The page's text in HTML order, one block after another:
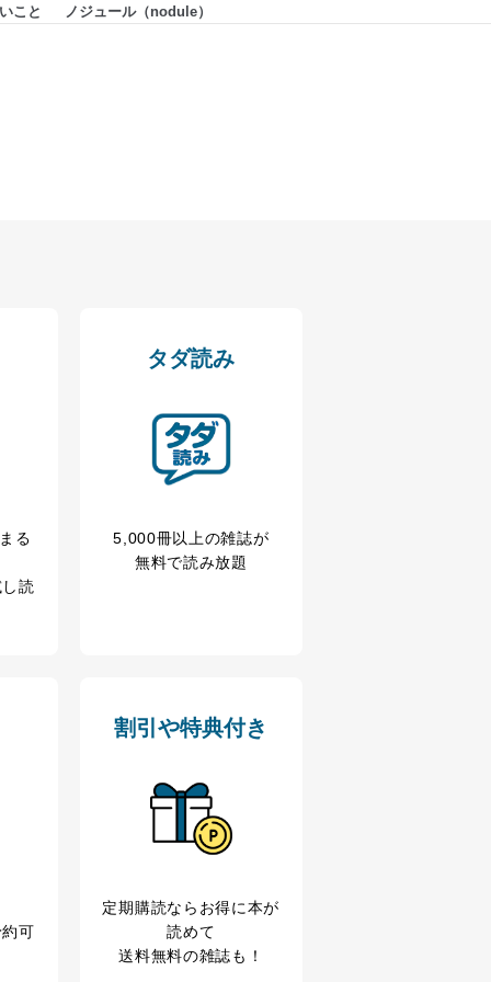
こと ノジュール（nodule）
る
読
タダ読み
5,000冊以上の雑誌が
無料で読み放題
可
割引や特典付き
定期購読なら お得に本が
読めて
送料無料の雑誌も！